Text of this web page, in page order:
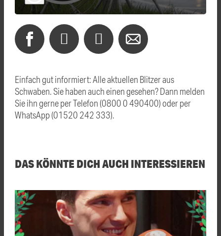
Einfach gut informiert: Alle aktuellen Blitzer aus
Schwaben. Sie haben auch einen gesehen? Dann melden
Sie ihn gerne per Telefon (0800 0 490400) oder per
WhatsApp (01520 242 333).
DAS KÖNNTE DICH AUCH INTERESSIEREN